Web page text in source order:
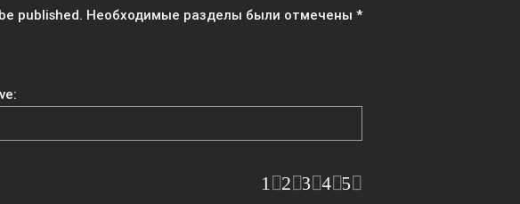
published. Необходимые разделы были отмечены *
5
4
3
2
1